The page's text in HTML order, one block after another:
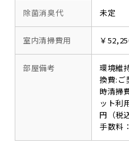
除菌消臭代 未定
室内清掃費用 ￥
部屋備考
環境維
換費:ご
時清掃
ット利
円（税
手数料